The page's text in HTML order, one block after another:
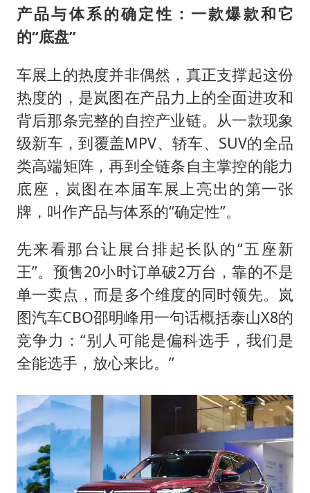
产品与体系的确定性：一款爆款和它
的“底盘”
车展上的热度并非偶然，真正支撑起这份
热度的，是岚图在产品力上的全面进攻和
背后那条完整的自控产业链。从一款现象
级新车，到覆盖MPV、轿车、SUV的全品
类高端矩阵，再到全链条自主掌控的能力
底座，岚图在本届车展上亮出的第一张
牌，叫作产品与体系的“确定性”。
先来看那台让展台排起长队的“五座新
王”。预售20小时订单破2万台，靠的不是
单一卖点，而是多个维度的同时领先。岚
图汽车CBO邵明峰用一句话概括泰山X8的
竞争力：“别人可能是偏科选手，我们是
全能选手，放心来比。”